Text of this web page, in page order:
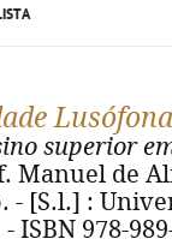
Lusófona
superior
Manuel de
- [S.l.] :
ISBN 978-